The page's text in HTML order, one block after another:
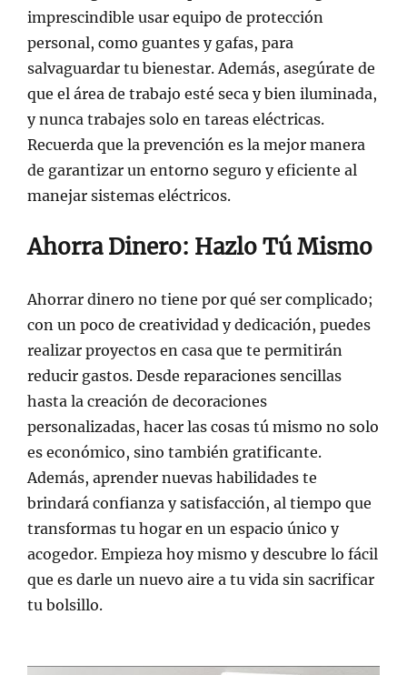
imprescindible usar equipo de protección
personal, como guantes y gafas, para
salvaguardar tu bienestar. Además, asegúrate de
que el área de trabajo esté seca y bien iluminada,
y nunca trabajes solo en tareas eléctricas.
Recuerda que la prevención es la mejor manera
de garantizar un entorno seguro y eficiente al
manejar sistemas eléctricos.
Ahorra Dinero: Hazlo Tú Mismo
Ahorrar dinero no tiene por qué ser complicado;
con un poco de creatividad y dedicación, puedes
realizar proyectos en casa que te permitirán
reducir gastos. Desde reparaciones sencillas
hasta la creación de decoraciones
personalizadas, hacer las cosas tú mismo no solo
es económico, sino también gratificante.
Además, aprender nuevas habilidades te
brindará confianza y satisfacción, al tiempo que
transformas tu hogar en un espacio único y
acogedor. Empieza hoy mismo y descubre lo fácil
que es darle un nuevo aire a tu vida sin sacrificar
tu bolsillo.